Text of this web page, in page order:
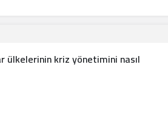
ülkelerinin kriz yönetimini nasıl